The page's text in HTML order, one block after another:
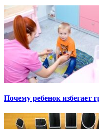
Почему ребенок избегает